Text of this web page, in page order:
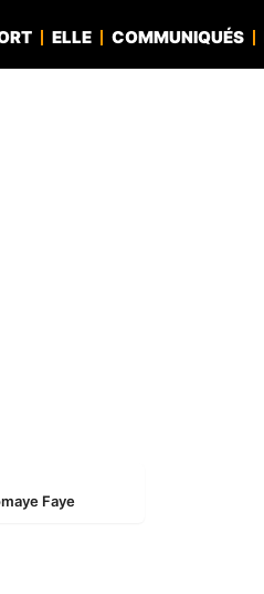
ELLE COMMUNIQUÉS
Faye